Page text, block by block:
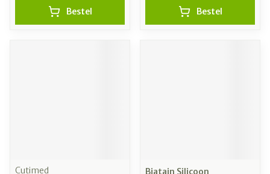
Bestel Bestel
Cutimed
Biatain Silicoon